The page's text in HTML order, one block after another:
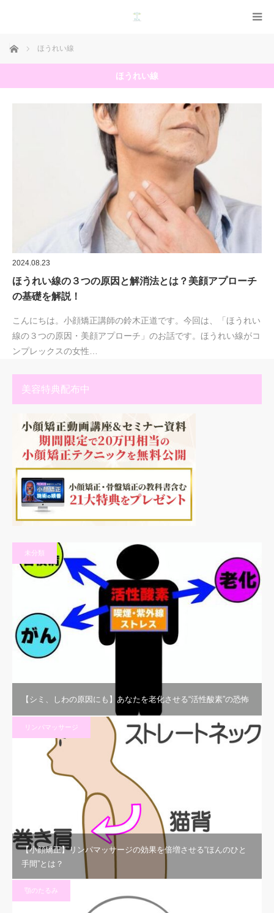
ホーム ほうれい線
ほうれい線
2024.08.23
ほうれい線の３つの原因と解消法とは？美顔アプローチ
の基礎を解説！
こんにちは。小顔矯正講師の鈴木正道です。今回は、「ほうれい
線の３つの原因・美顔アプローチ」のお話です。ほうれい線がコ
ンプレックスの女性…
美容特典配布中
未分類
【シミ、しわの原因にも】あなたを老化させる“活性酸素”の恐怖
リンパマッサージ
【小顔矯正】リンパマッサージの効果を倍増させる“ほんのひと
手間”とは？
顎のたるみ